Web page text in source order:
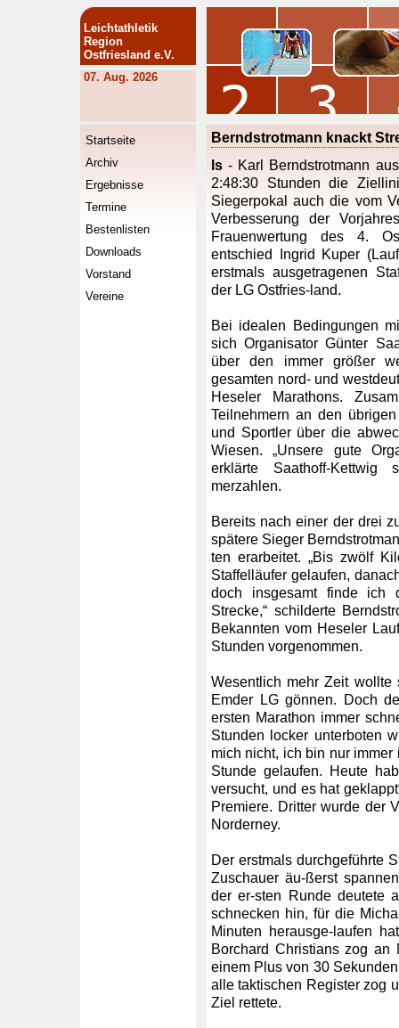
Leichtathletik
Region
Ostfriesland e.V.
07. Aug. 2026
Startseite
Archiv
Ergebnisse
Termine
Bestenlisten
Downloads
Vorstand
Vereine
Berndstrotmann knackt
ls - Karl Berndstrotmann
2:48:30 Stunden die
Siegerpokal auch die vom
Verbesserung der
Frauenwertung des 4.
entschied Ingrid Kuper
erstmals ausgetragenen
der LG Ostfries-land.
Bei idealen Bedingungen
sich Organisator Günter
über den immer größer
gesamten nord- und
Heseler Marathons.
Teilnehmern an den
und Sportler über die
Wiesen. „Unsere gute
erklärte Saathoff-
merzahlen.
Bereits nach einer der drei
spätere Sieger
ten erarbeitet. „Bis zwölf
Staffelläufer gelaufen,
doch insgesamt finde ich
Strecke,“ schilderte
Bekannten vom Heseler
Stunden vorgenommen.
Wesentlich mehr Zeit
Emder LG gönnen. Doch
ersten Marathon immer
Stunden locker unterboten
mich nicht, ich bin nur
Stunde gelaufen. Heute
versucht, und es hat
Premiere. Dritter wurde der
Norderney.
Der erstmals durchgeführte
Zuschauer äu-ßerst
der er-sten Runde deutete
schnecken hin, für die
Minuten herausge-laufen
Borchard Christians zog an
einem Plus von 30
alle taktischen Register zog
Ziel rettete.